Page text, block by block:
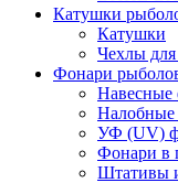
Катушки
Катушки
Чехлы
Фонари
Навесные
Налобные
УФ (UV)
Фонари в
Штативы